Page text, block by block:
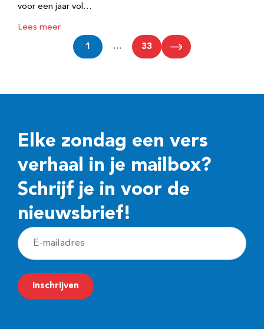
voor een jaar vol…
Lees meer
1 … 33
Elke zondag een vers
verhaal in je mailbox?
Schrijf je in voor de
nieuwsbrief!
E
-
m
a
Inschrijven